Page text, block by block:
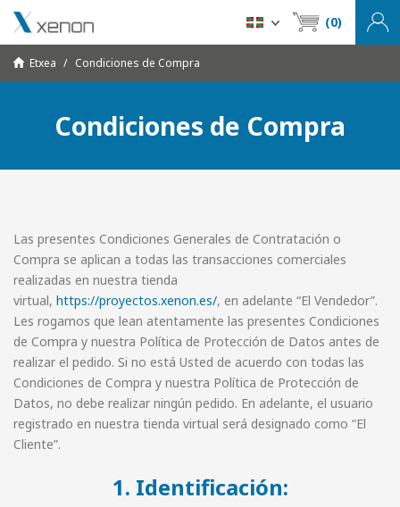
(0)
Etxea Condiciones de Compra
Condiciones de Compra
Las presentes Condiciones Generales de Contratación o
Compra se aplican a todas las transacciones comerciales
realizadas en nuestra tienda
virtual, https://proyectos.xenon.es/, en adelante “El Vendedor”.
Les rogamos que lean atentamente las presentes Condiciones
de Compra y nuestra Política de Protección de Datos antes de
realizar el pedido. Si no está Usted de acuerdo con todas las
Condiciones de Compra y nuestra Política de Protección de
Datos, no debe realizar ningún pedido. En adelante, el usuario
registrado en nuestra tienda virtual será designado como “El
Cliente”.
1. Identificación: